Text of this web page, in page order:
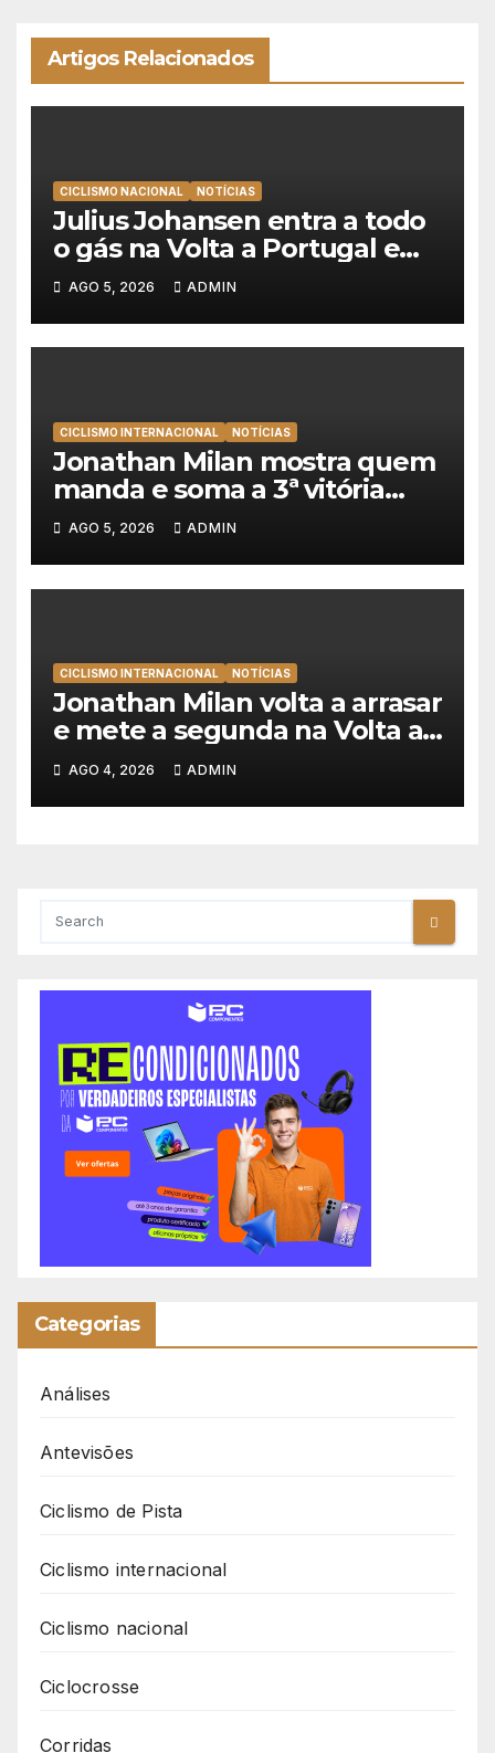
Artigos Relacionados
CICLISMO NACIONAL NOTÍCIAS
Julius Johansen entra a todo
o gás na Volta a Portugal e
lidera dobradinha da UAE
Team Emirates em Lisboa
AGO 5, 2026 ADMIN
CICLISMO INTERNACIONAL NOTÍCIAS
Jonathan Milan mostra quem
manda e soma a 3ª vitória
consecutiva na Volta a
Polónia
AGO 5, 2026 ADMIN
CICLISMO INTERNACIONAL NOTÍCIAS
Jonathan Milan volta a arrasar
e mete a segunda na Volta a
Polónia 2026
AGO 4, 2026 ADMIN
Categorias
Análises
Antevisões
Ciclismo de Pista
Ciclismo internacional
Ciclismo nacional
Ciclocrosse
Corridas